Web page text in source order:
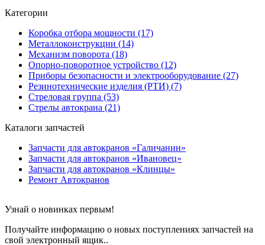
Категории
Коробка отбора мощности (17)
Металлоконструкции (14)
Механизм поворота (18)
Опорно-поворотное устройство (12)
Приборы безопасности и электрооборудование (27)
Резинотехнические изделия (РТИ) (7)
Стреловая группа (53)
Стрелы автокрана (21)
Каталоги запчастей
Запчасти для автокранов «Галичанин»
Запчасти для автокранов «Ивановец»
Запчасти для автокранов «Клинцы»
Ремонт Автокранов
Узнай о новинках первым!
Получайте информацию о новых поступлениях запчастей на
свой электронный ящик..